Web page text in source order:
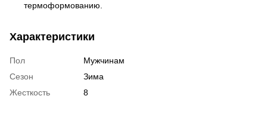
термоформованию.
Характеристики
Пол
Мужчинам
Сезон
Зима
Жесткость
8